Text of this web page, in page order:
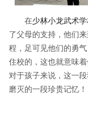
在少林小龙武术
了父母的支持，他们
程，足可见他们的勇
住校的，这也就意味
对于孩子来说，这一
磨灭的一段珍贵记忆！